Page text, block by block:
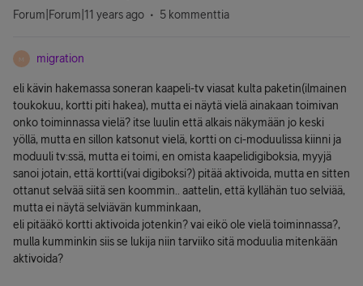
Forum|Forum|11 years ago 5 kommenttia
M migration
eli kävin hakemassa soneran kaapeli-tv viasat kulta paketin(ilmainen
toukokuu, kortti piti hakea), mutta ei näytä vielä ainakaan toimivan
onko toiminnassa vielä? itse luulin että alkais näkymään jo keski
yöllä, mutta en sillon katsonut vielä, kortti on ci-moduulissa kiinni ja
moduuli tv:ssä, mutta ei toimi, en omista kaapelidigiboksia, myyjä
sanoi jotain, että kortti(vai digiboksi?) pitää aktivoida, mutta en sitten
ottanut selvää siitä sen koommin.. aattelin, että kyllähän tuo selviää,
mutta ei näytä selviävän kumminkaan,
eli pitääkö kortti aktivoida jotenkin? vai eikö ole vielä toiminnassa?,
mulla kumminkin siis se lukija niin tarviiko sitä moduulia mitenkään
aktivoida?